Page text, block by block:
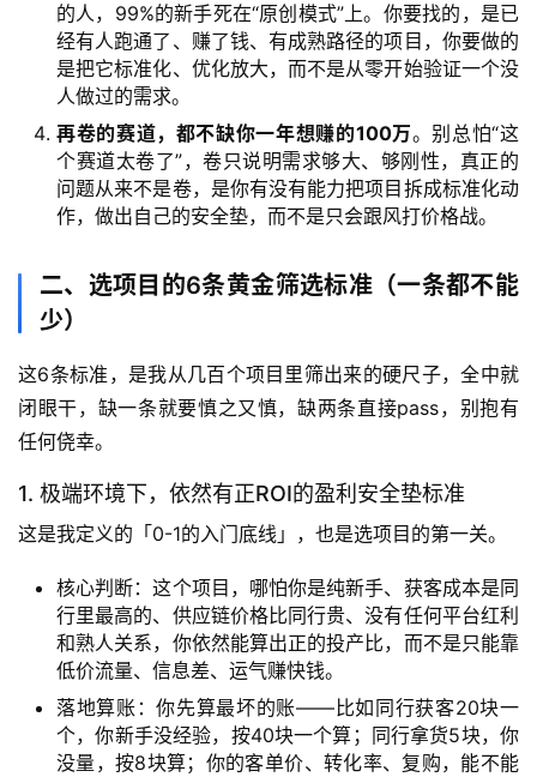
的人，99%的新手死在“原创模式”上。你要找的，是已
经有人跑通了、赚了钱、有成熟路径的项目，你要做的
是把它标准化、优化放大，而不是从零开始验证一个没
人做过的需求。
再卷的赛道，都不缺你一年想赚的100万。别总怕“这
个赛道太卷了”，卷只说明需求够大、够刚性，真正的
问题从来不是卷，是你有没有能力把项目拆成标准化动
作，做出自己的安全垫，而不是只会跟风打价格战。
二、选项目的6条黄金筛选标准（一条都不能
少）
这6条标准，是我从几百个项目里筛出来的硬尺子，全中就
闭眼干，缺一条就要慎之又慎，缺两条直接pass，别抱有
任何侥幸。
1. 极端环境下，依然有正ROI的盈利安全垫标准
这是我定义的「0-1的入门底线」，也是选项目的第一关。
核心判断：这个项目，哪怕你是纯新手、获客成本是同
行里最高的、供应链价格比同行贵、没有任何平台红利
和熟人关系，你依然能算出正的投产比，而不是只能靠
低价流量、信息差、运气赚快钱。
落地算账：你先算最坏的账——比如同行获客20块一
个，你新手没经验，按40块一个算；同行拿货5块，你
没量，按8块算；你的客单价、转化率、复购，能不能